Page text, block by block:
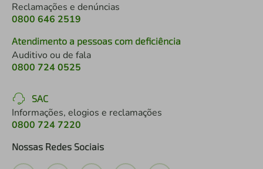
Reclamações e denúncias
0800 646 2519
Atendimento a pessoas com deficiência
Auditivo ou de fala
0800 724 0525
SAC
Informações, elogios e reclamações
0800 724 7220
Nossas Redes Sociais